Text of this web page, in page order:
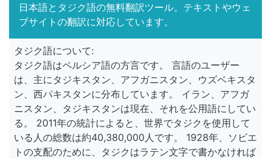
日本語とタジク語の無料翻訳ツール。テキストやウェ
ブサイトの翻訳に対応しています。
タジク語について:
タジク語はペルシア語の方言です。 言語のユーザー
は、主にタジキスタン、アフガニスタン、ウズベキスタ
ン、西パキスタンに分布しています。 イラン、アフガ
ニスタン、タジキスタンは現在、それを公用語にしてい
る。 2011年の統計によると、世界でタジクを使用して
いる人の総数は約40,380,000人です。 1928年、ソビエ
トの支配のために、タジクはラテン文字で書かなければ